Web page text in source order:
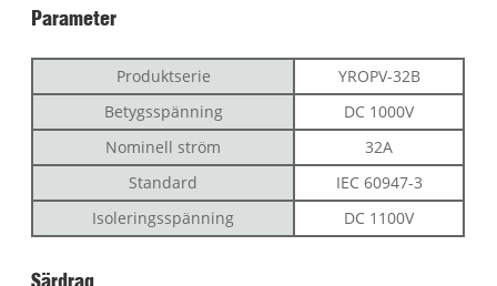
Parameter
Produktserie
YROPV-32B
Betygsspänning
DC 1000V
Nominell ström
32A
Standard
IEC 60947-3
Isoleringsspänning
DC 1100V
Särdrag